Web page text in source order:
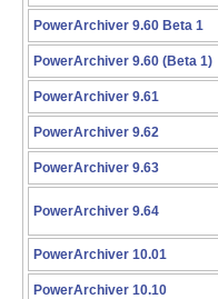
PowerArchiver 9.60 Beta 1
PowerArchiver 9.60 (Beta 1)
PowerArchiver 9.61
PowerArchiver 9.62
PowerArchiver 9.63
PowerArchiver 9.64
PowerArchiver 10.01
PowerArchiver 10.10